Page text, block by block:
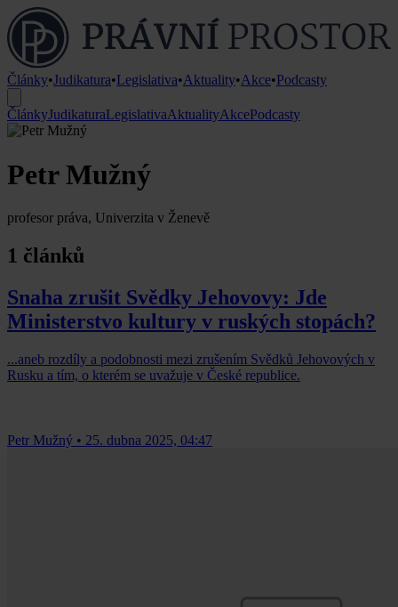
Články•Judikatura•Legislativa•Aktuality•Akce•Podcasty
ČlánkyJudikaturaLegislativaAktualityAkcePodcasty
Petr Mužný
profesor práva, Univerzita v Ženevě
1 článků
Snaha zrušit Svědky Jehovovy: Jde
Ministerstvo kultury v ruských stopách?
...aneb rozdíly a podobnosti mezi zrušením Svědků Jehovových v
Rusku a tím, o kterém se uvažuje v České republice.
Petr Mužný • 25. dubna 2025, 04:47